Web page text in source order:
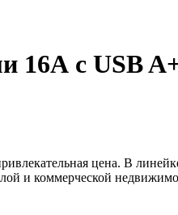
16А с USB
цена. В
и коммерческой